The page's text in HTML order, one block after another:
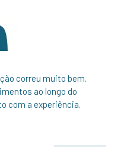
correu muito bem.
ao longo do
com a experiência.